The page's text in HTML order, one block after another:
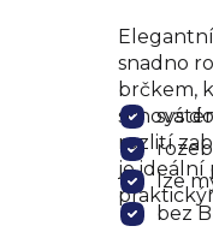
snadno
brčkem,
schová
rozlití
je ideální
lze
bez